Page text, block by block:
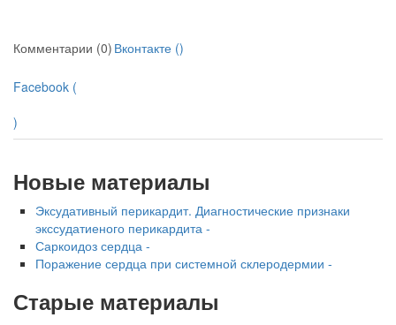
Комментарии (0) Вконтакте ()
Facebook (
)
Новые материалы
Эксудативный перикардит. Диагностические признаки
экссудатиеного перикардита -
Саркоидоз сердца -
Поражение сердца при системной склеродермии -
Старые материалы